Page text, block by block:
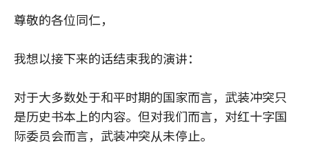
尊敬的各位同仁，
我想以接下来的话结束我的演讲：
对于大多数处于和平时期的国家而言，武装冲突只
是历史书本上的内容。但对我们而言，对红十字国
际委员会而言，武装冲突从未停止。